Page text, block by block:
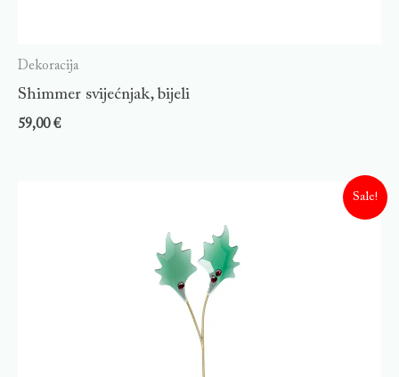
Dekoracija
Shimmer svijećnjak, bijeli
59,00€
Sale!